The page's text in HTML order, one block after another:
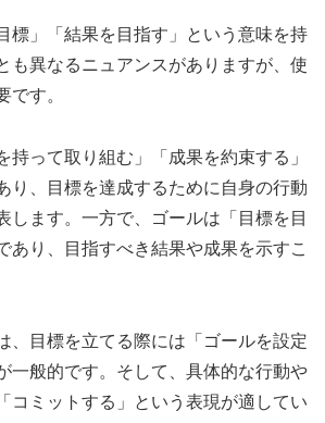
標」「結果を目指す」という意味を持
も異なるニュアンスがありますが、使
です。
持って取り組む」「成果を約束する」
り、目標を達成するために自身の行動
します。一方で、ゴールは「目標を目
あり、目指すべき結果や成果を示すこ
、目標を立てる際には「ゴールを設定
一般的です。そして、具体的な行動や
コミットする」という表現が適してい